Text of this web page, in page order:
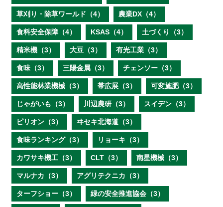
草刈り・除草ワールド（4） 農業DX（4）
食料安全保障（4） KSAS（4） 土づくり（3）
精米機（3） 大豆（3） 有光工業（3）
食味（3） 三陽金属（3） チェンソー（3）
高性能林業機械（3） 帯広展（3） 可変施肥（3）
じゃがいも（3） 川辺農研（3） スイデン（3）
ピリオン（3） ヰセキ北海道（3）
食味ランキング（3） リョーキ（3）
カワサキ機工（3） CLT（3） 南星機械（3）
マルナカ（3） アグリテクニカ（3）
ターフショー（3） 緑の安全推進協会（3）